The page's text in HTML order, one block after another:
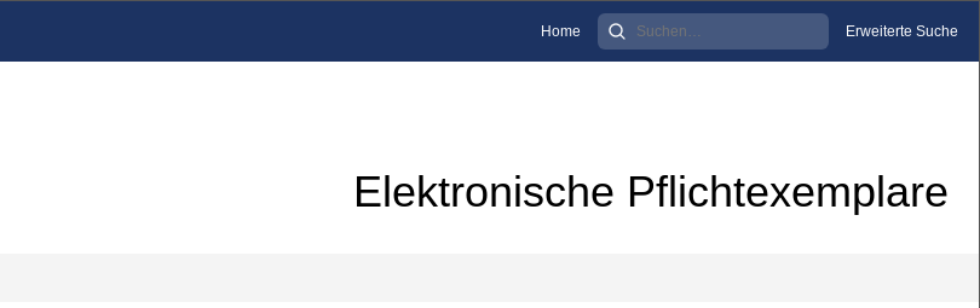
Home Erweiterte Suche
Elektronische Pflichtexemplare